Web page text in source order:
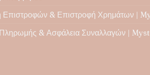
Επιστροφών & Επιστροφή Χρημάτων |
& Ασφάλεια Συναλλαγών |